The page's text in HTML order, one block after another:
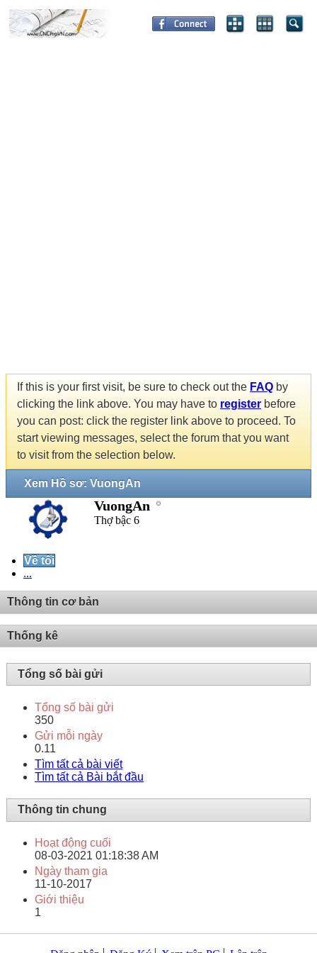
If this is your first visit, be sure to check out the FAQ by
clicking the link above. You may have to register before
you can post: click the register link above to proceed. To
start viewing messages, select the forum that you want
to visit from the selection below.
Xem Hồ sơ: VuongAn
VuongAn
Thợ bậc 6
Về tôi
...
Thông tin cơ bản
Thống kê
Tổng số bài gửi
Tổng số bài gửi
350
Gửi mỗi ngày
0.11
Tìm tất cả bài viết
Tìm tất cả Bài bắt đầu
Thông tin chung
Hoạt động cuối
08-03-2021 01:18:38 AM
Ngày tham gia
11-10-2017
Giới thiệu
1